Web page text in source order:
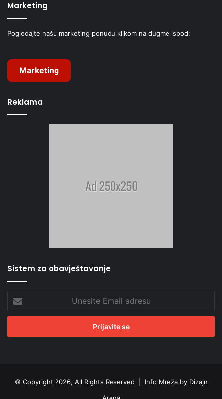
Marketing
Pogledajte našu marketing ponudu klikom na dugme ispod:
Marketing
Reklama
Sistem za obavještavanje
Email
adresu
© Copyright 2026, All Rights Reserved | Info Mreža by Dizajn